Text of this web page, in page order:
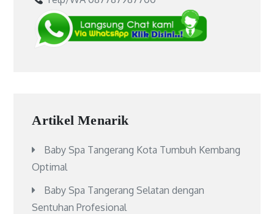
Artikel Menarik
Baby Spa Tangerang Kota Tumbuh Kembang
Optimal
Baby Spa Tangerang Selatan dengan
Sentuhan Profesional